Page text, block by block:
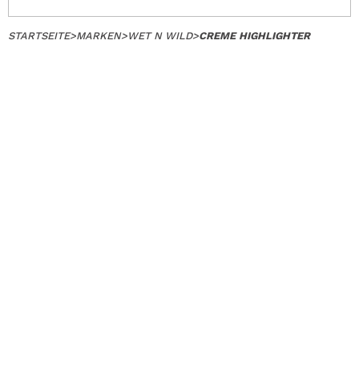
STARTSEITE>MARKEN>WET N WILD>CREME HIGHLIGHTER